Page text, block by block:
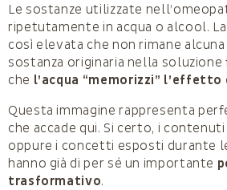
Le sostanze utilizzate
ripetutamente in acqua o alcool.
così elevata che non rimane
sostanza originaria nella soluzione
che l’acqua “memorizzi”
Questa immagine rappresenta
che accade qui. Si certo, i
oppure i concetti esposti durante
hanno già di per sé un importante
trasformativo.